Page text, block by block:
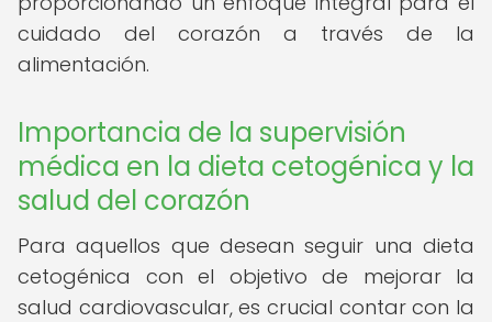
cuidado del corazón a través de la
alimentación.
Importancia de la supervisión
médica en la dieta cetogénica y la
salud del corazón
Para aquellos que desean seguir una dieta
cetogénica con el objetivo de mejorar la
salud cardiovascular, es crucial contar con la